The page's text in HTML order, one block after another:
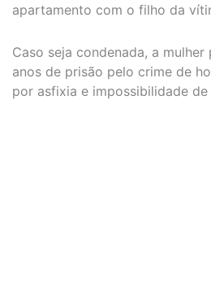
apartamento com o filho da
Caso seja condenada, a
anos de prisão pelo crime de
por asfixia e impossibilidade